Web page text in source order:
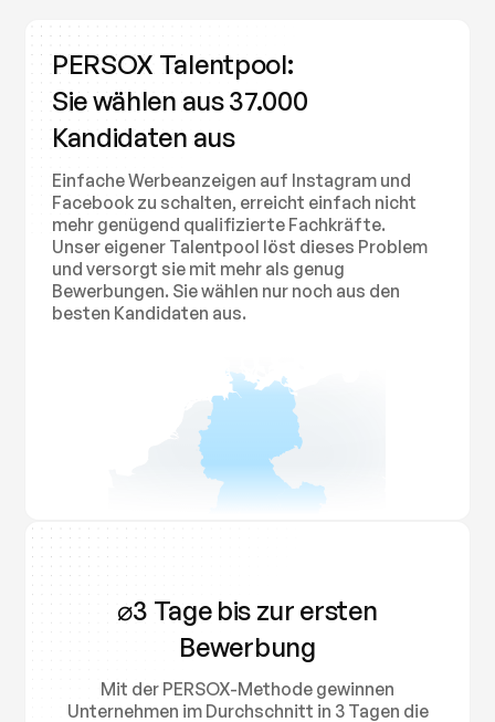
PERSOX Talentpool:
Sie wählen aus 37.000
Kandidaten aus
Einfache Werbeanzeigen auf Instagram und
Facebook zu schalten, erreicht einfach nicht
mehr genügend qualifizierte Fachkräfte.
Unser eigener Talentpool löst dieses Problem
und versorgt sie mit mehr als genug
Bewerbungen. Sie wählen nur noch aus den
besten Kandidaten aus.
⌀3 Tage bis zur ersten
Bewerbung
Mit der PERSOX-Methode gewinnen
Unternehmen im Durchschnitt in 3 Tagen die